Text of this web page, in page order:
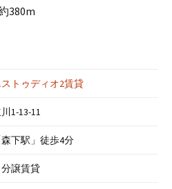
380m
トゥディオ2賃貸
1-13-11
下駅」徒歩4分
譲賃貸